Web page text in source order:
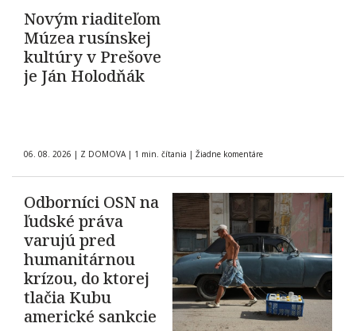
Novým riaditeľom
Múzea rusínskej
kultúry v Prešove
je Ján Holodňák
06. 08. 2026 | Z DOMOVA | 1 min. čítania | Žiadne komentáre
Odborníci OSN na
ľudské práva
varujú pred
humanitárnou
krízou, do ktorej
tlačia Kubu
americké sankcie